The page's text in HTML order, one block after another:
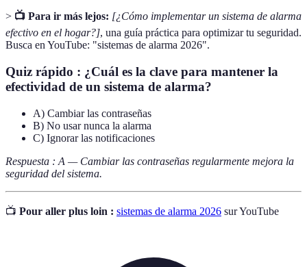
> 📺 Para ir más lejos: [¿Cómo implementar un sistema de alarma
efectivo en el hogar?], una guía práctica para optimizar tu seguridad.
Busca en YouTube: "sistemas de alarma 2026".
Quiz rápido : ¿Cuál es la clave para mantener la
efectividad de un sistema de alarma?
A) Cambiar las contraseñas
B) No usar nunca la alarma
C) Ignorar las notificaciones
Respuesta : A — Cambiar las contraseñas regularmente mejora la
seguridad del sistema.
📺 Pour aller plus loin : sistemas de alarma 2026 sur YouTube